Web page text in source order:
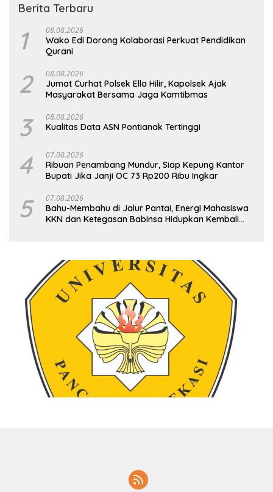
Berita Terbaru
1 08.08.2026
Wako Edi Dorong Kolaborasi Perkuat Pendidikan
Qurani
2 08.08.2026
Jumat Curhat Polsek Ella Hilir, Kapolsek Ajak
Masyarakat Bersama Jaga Kamtibmas
3 08.08.2026
Kualitas Data ASN Pontianak Tertinggi
4 07.08.2026
Ribuan Penambang Mundur, Siap Kepung Kantor
Bupati Jika Janji OC 73 Rp200 Ribu Ingkar
5 07.08.2026
Bahu-Membahu di Jalur Pantai, Energi Mahasiswa
KKN dan Ketegasan Babinsa Hidupkan Kembali